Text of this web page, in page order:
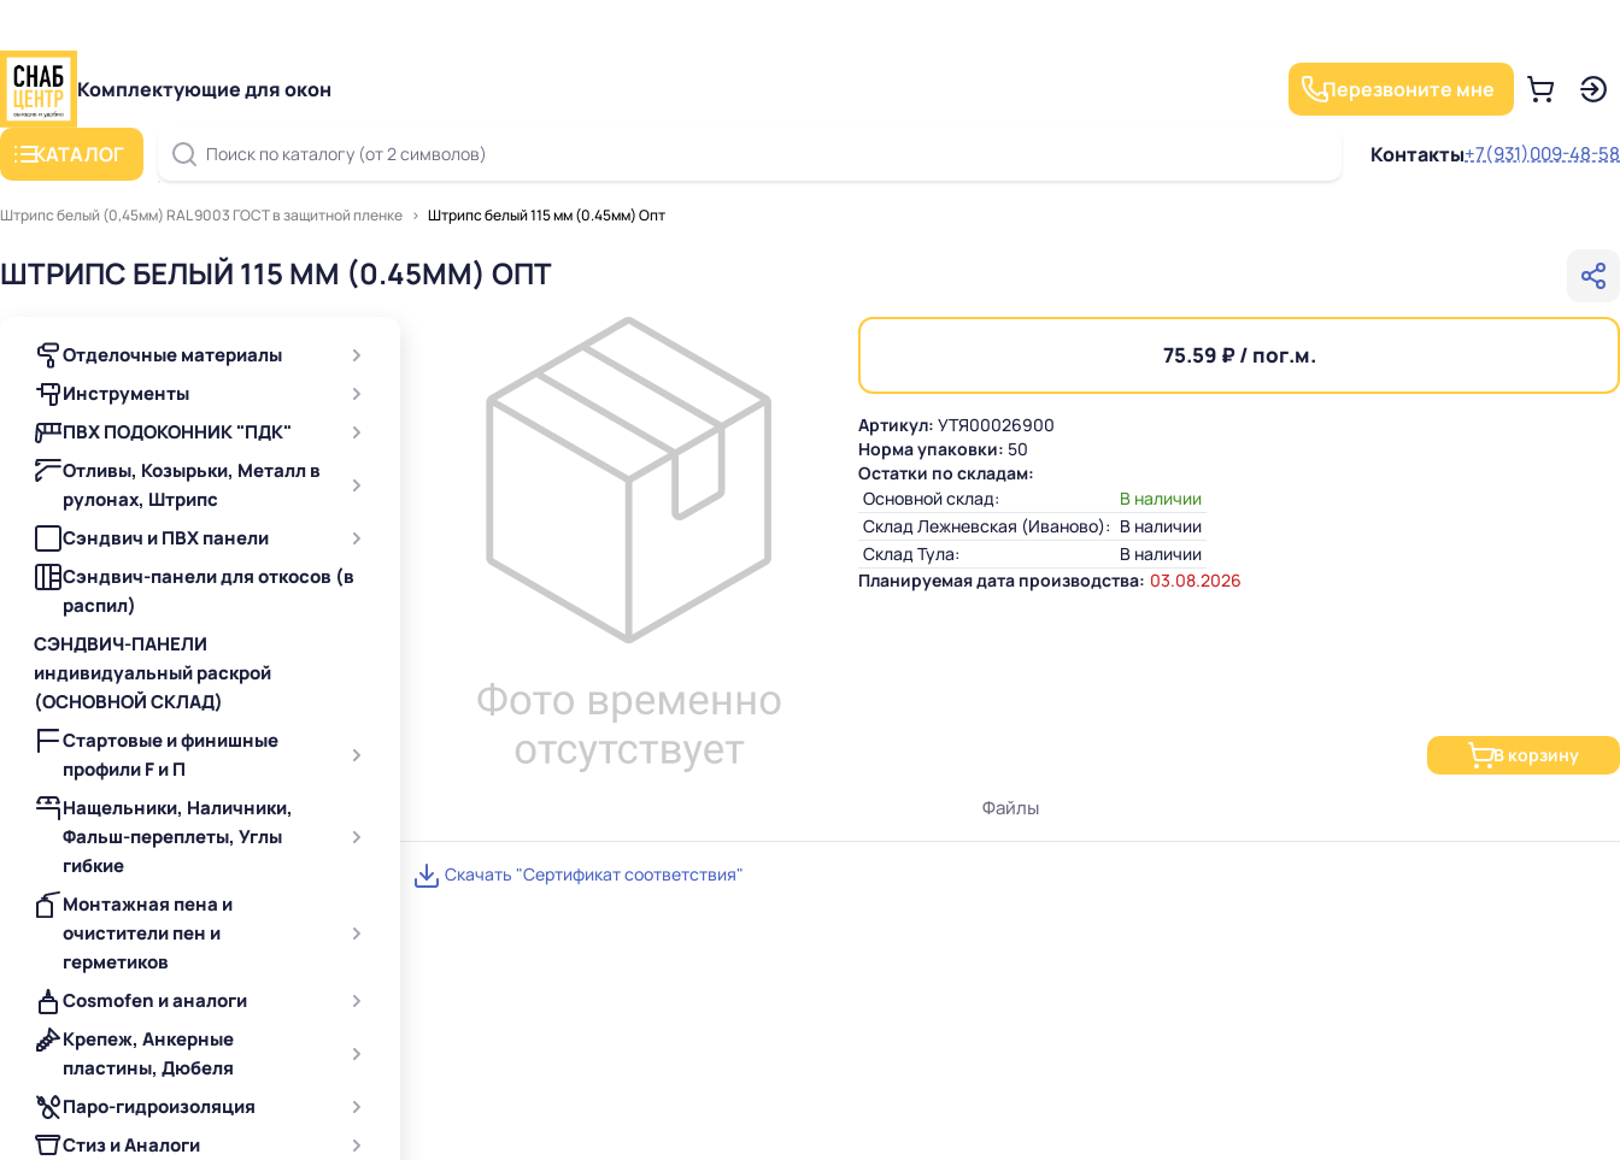
Комплектующие для окон Перезвоните мне
КАТАЛОГ Поиск по каталогу (от 2 символов) Контакты+7(931)009-48-58
Штрипс белый (0,45мм) RAL 9003 ГОСТ в защитной пленке Штрипс белый 115 мм (0.45мм) Опт
ШТРИПС БЕЛЫЙ 115 ММ (0.45ММ) ОПТ
Отделочные материалы
Инструменты
ПВХ ПОДОКОННИК "ПДК"
Отливы, Козырьки, Металл в
рулонах, Штрипс
Сэндвич и ПВХ панели
Сэндвич-панели для откосов (в
распил)
СЭНДВИЧ-ПАНЕЛИ
индивидуальный раскрой
(ОСНОВНОЙ СКЛАД)
Стартовые и финишные
профили F и П
Нащельники, Наличники,
Фальш-переплеты, Углы
гибкие
Монтажная пена и
очистители пен и
герметиков
Cosmofen и аналоги
Крепеж, Анкерные
пластины, Дюбеля
Паро-гидроизоляция
Стиз и Аналоги
75.59 ₽ / пог.м.
Артикул: УТЯ00026900
Норма упаковки: 50
Остатки по складам:
Основной склад:
В наличии
Склад Лежневская (Иваново): В наличии
Склад Тула:
В наличии
Планируемая дата производства: 03.08.2026
В корзину
Файлы
Скачать "Сертификат соответствия"